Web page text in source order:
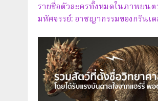
รายชื่อตัวละครทั้งหมดในภาพยนต
มหัศจรรย์: อาชญากรรมของกรินเ